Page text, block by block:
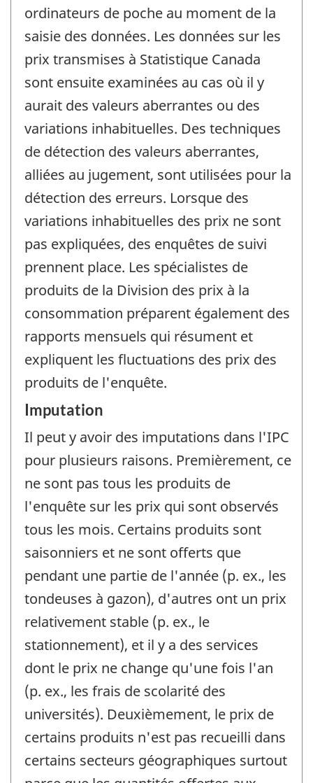
ordinateurs de poche au moment de la
saisie des données. Les données sur les
prix transmises à Statistique Canada
sont ensuite examinées au cas où il y
aurait des valeurs aberrantes ou des
variations inhabituelles. Des techniques
de détection des valeurs aberrantes,
alliées au jugement, sont utilisées pour la
détection des erreurs. Lorsque des
variations inhabituelles des prix ne sont
pas expliquées, des enquêtes de suivi
prennent place. Les spécialistes de
produits de la Division des prix à la
consommation préparent également des
rapports mensuels qui résument et
expliquent les fluctuations des prix des
produits de l'enquête.
Imputation
Il peut y avoir des imputations dans l'IPC
pour plusieurs raisons. Premièrement, ce
ne sont pas tous les produits de
l'enquête sur les prix qui sont observés
tous les mois. Certains produits sont
saisonniers et ne sont offerts que
pendant une partie de l'année (p. ex., les
tondeuses à gazon), d'autres ont un prix
relativement stable (p. ex., le
stationnement), et il y a des services
dont le prix ne change qu'une fois l'an
(p. ex., les frais de scolarité des
universités). Deuxièmement, le prix de
certains produits n'est pas recueilli dans
certains secteurs géographiques surtout